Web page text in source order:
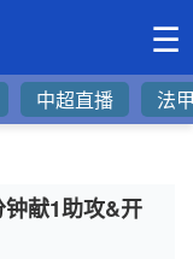
☰
中超直播 法
献1助攻&开